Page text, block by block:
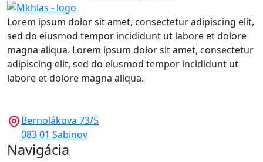
Lorem ipsum dolor sit amet, consectetur adipiscing elit,
sed do eiusmod tempor incididunt ut labore et dolore
magna aliqua. Lorem ipsum dolor sit amet, consectetur
adipiscing elit, sed do eiusmod tempor incididunt ut
labore et dolore magna aliqua.
Bernolákova 73/5
083 01 Sabinov
Navigácia